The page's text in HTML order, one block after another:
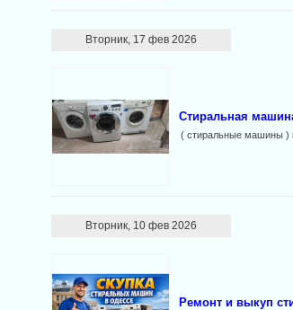
Вторник, 17 фев 2026
Стиральная
( стиральные машины )
Вторник, 10 фев 2026
Ремонт и выкуп